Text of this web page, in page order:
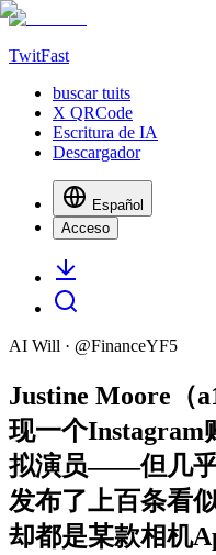
TwitFast
buscar tuits
X QRCode
Escritura de IA
Descargador
Español
Acceso
AI Will · @FinanceYF5
Justine Moore（
现一个Instagram
拟演员——但几乎
发布了上百条看
却都是某款相机